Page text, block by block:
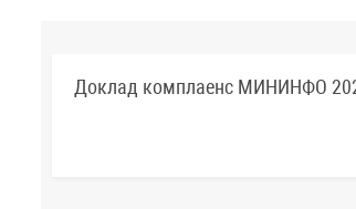
Доклад комплаенс МИНИНФО